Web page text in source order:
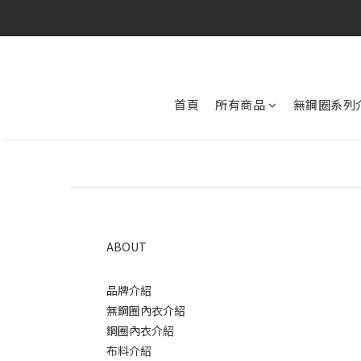
首頁 所有商品 無鋼圈系列
ABOUT
品牌介紹
無鋼圈內衣介紹
鋼圈內衣介紹
布料介紹